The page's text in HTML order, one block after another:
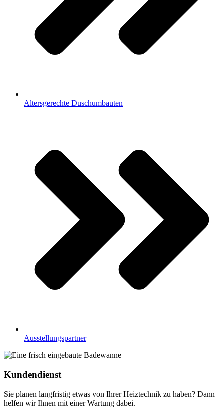
Altersgerechte Duschumbauten
Ausstellungspartner
Kundendienst
Sie planen langfristig etwas von Ihrer Heiztechnik zu haben? Dann
helfen wir Ihnen mit einer Wartung dabei.